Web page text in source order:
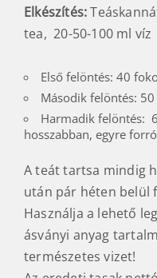
Elkészítés:
tea, 20-50-100 ml víz
Első felöntés: 40
Második felöntés:
Harmadik felöntés:
hosszabban, egyre
A teát tartsa mindig
után pár héten belül
Használja a lehető
ásványi anyag
természetes vizet!